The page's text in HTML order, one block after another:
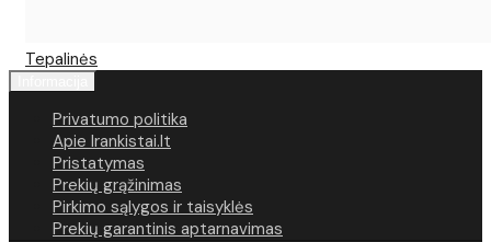
Tepalinės
Privatumo politika
Apie Irankistai.lt
Pristatymas
Prekių grąžinimas
Pirkimo sąlygos ir taisyklės
Prekių garantinis aptarnavimas